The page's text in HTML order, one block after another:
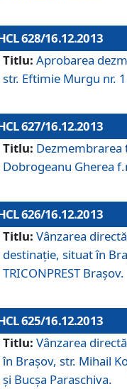
628/16.12.2013
Titlu: Aprobarea
str. Eftimie Murgu nr.
627/16.12.2013
Titlu: Dezmembrarea
Dobrogeanu Gherea
626/16.12.2013
Titlu: Vânzarea
destinaţie, situat în
TRICONPREST Braşov.
625/16.12.2013
Titlu: Vânzarea
în Braşov, str. Mihail
şi Bucşa Paraschiva.